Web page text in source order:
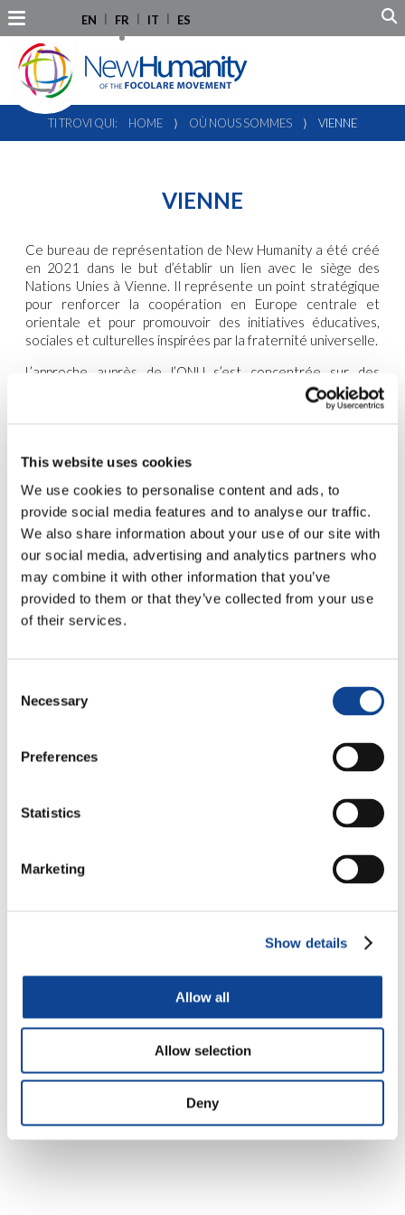
This website uses cookies
We use cookies to personalise content and ads, to
provide social media features and to analyse our traffic.
We also share information about your use of our site with
our social media, advertising and analytics partners who
may combine it with other information that you’ve
provided to them or that they’ve collected from your use
of their services.
Selection
Necessary
Preferences
Statistics
Marketing
Show details
Allow all
Allow selection
Deny
EN FR IT ES
TI TROVI QUI: HOME ⟩ OÙ NOUS SOMMES ⟩ VIENNE
VIENNE
Ce bureau de représentation de New Humanity a été créé
en 2021 dans le but d’établir un lien avec le siège des
Nations Unies à Vienne. Il représente un point stratégique
pour renforcer la coopération en Europe centrale et
orientale et pour promouvoir des initiatives éducatives,
sociales et culturelles inspirées par la fraternité universelle.
L’approche auprès de l’ONU s’est concentrée sur des
Haut-Commissariat des
), à la migration
pour Tous – SEforALL). En outre, il travaille avec d’autres
Suisse) pour la coopération et la mise en œuvre de projets,
d’initiatives et d’activités sur divers sujets.
Ses principaux objectifs sont :
Développer des projets éducatifs pour la formation à
la citoyenneté mondiale et au leadership responsable
Promouvoir l’entrepreneuriat des jeunes et
Mathias Kaps
Représentant Principal
m.kaps@new-humanity.org